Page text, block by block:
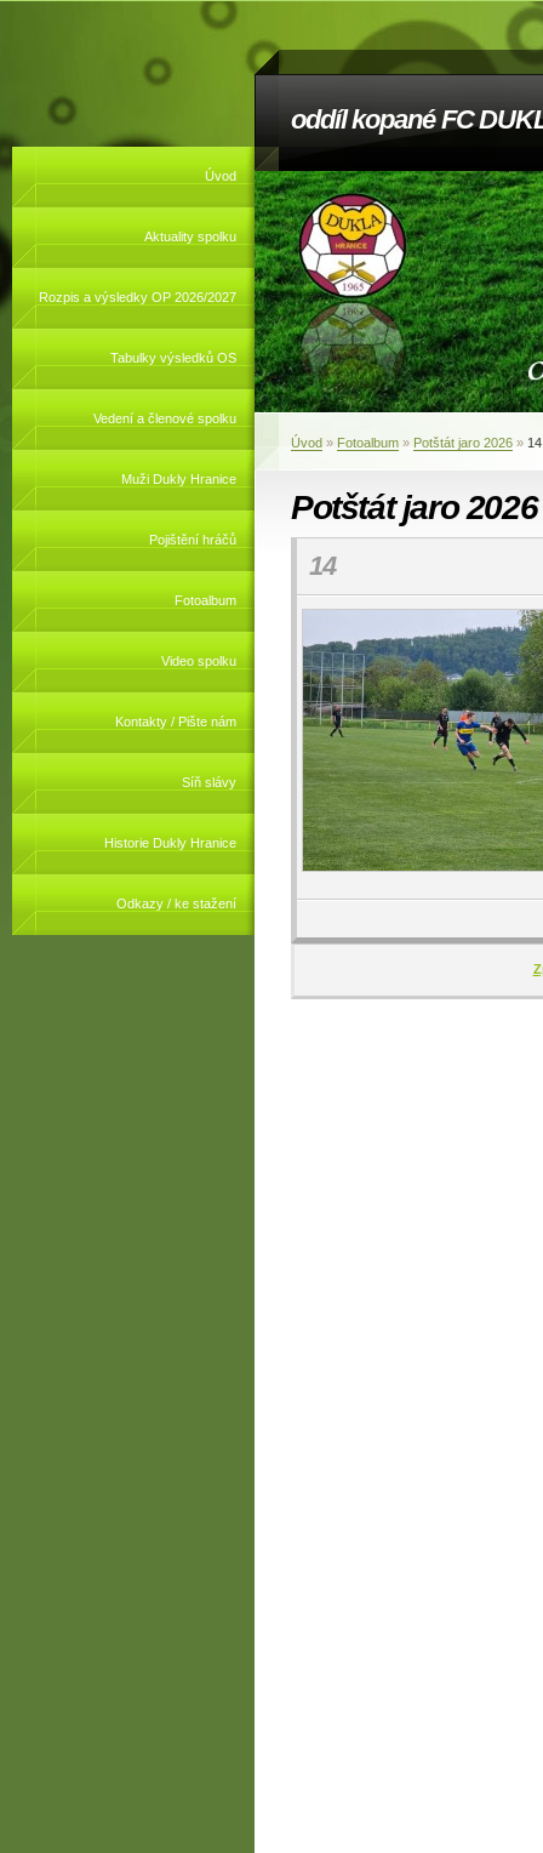
oddíl kopané FC
Úvod
Aktuality spolku
Rozpis a výsledky OP 2026/2027
Tabulky výsledků OS
Vedení a členové spolku
Muži Dukly Hranice
Pojištění hráčů
Fotoalbum
Video spolku
Kontakty / Pište nám
Síň slávy
Historie Dukly Hranice
Odkazy / ke stažení
Úvod » Fotoalbum » Potštát jaro 2026 » 14
Potštát jaro 2026
14